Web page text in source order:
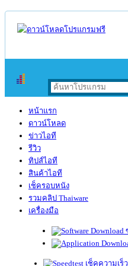
หน้าแรก
ดาวน์โหลด
ข่าวไอที
รีวิว
ทิปส์ไอที
สินค้าไอที
เช็ครอบหนัง
รวมคลิป Thaiware
เครื่องมือ
เช็คความเร็